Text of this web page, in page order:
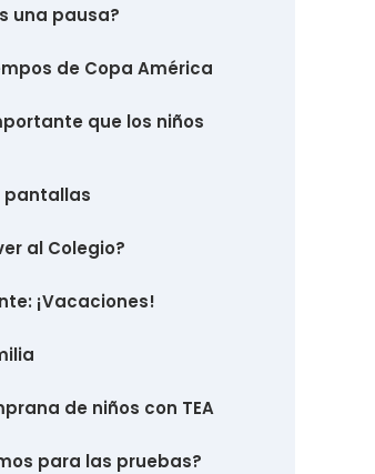
una pausa?
de Copa América
que los niños
pantallas
al Colegio?
¡Vacaciones!
de niños con TEA
para las pruebas?